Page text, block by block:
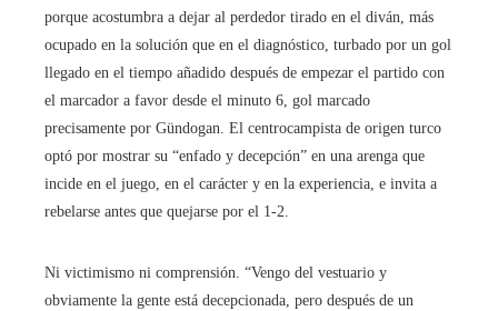
porque acostumbra a dejar al perdedor tirado en el diván, más
ocupado en la solución que en el diagnóstico, turbado por un gol
llegado en el tiempo añadido después de empezar el partido con
el marcador a favor desde el minuto 6, gol marcado
precisamente por Gündogan. El centrocampista de origen turco
optó por mostrar su “enfado y decepción” en una arenga que
incide en el juego, en el carácter y en la experiencia, e invita a
rebelarse antes que quejarse por el 1-2.
Ni victimismo ni comprensión. “Vengo del vestuario y
obviamente la gente está decepcionada, pero después de un